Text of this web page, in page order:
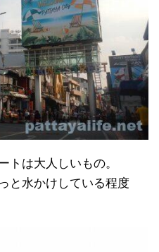
トは大人しいもの。
と水かけしている程度